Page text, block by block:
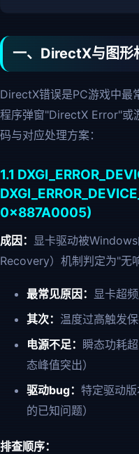
一、DirectX与图形
DirectX错误是PC游戏中最
程序弹窗"DirectX Error"或
码与对应处理方案：
1.1
0x887A0005)
成因： 显卡驱动被
Recovery）机制判定为"无
最常见原因： 显卡超
其次： 温度过高触发
电源不足： 瞬态功耗
态峰值突出）
驱动bug： 特定驱动
的已知问题）
排查顺序：